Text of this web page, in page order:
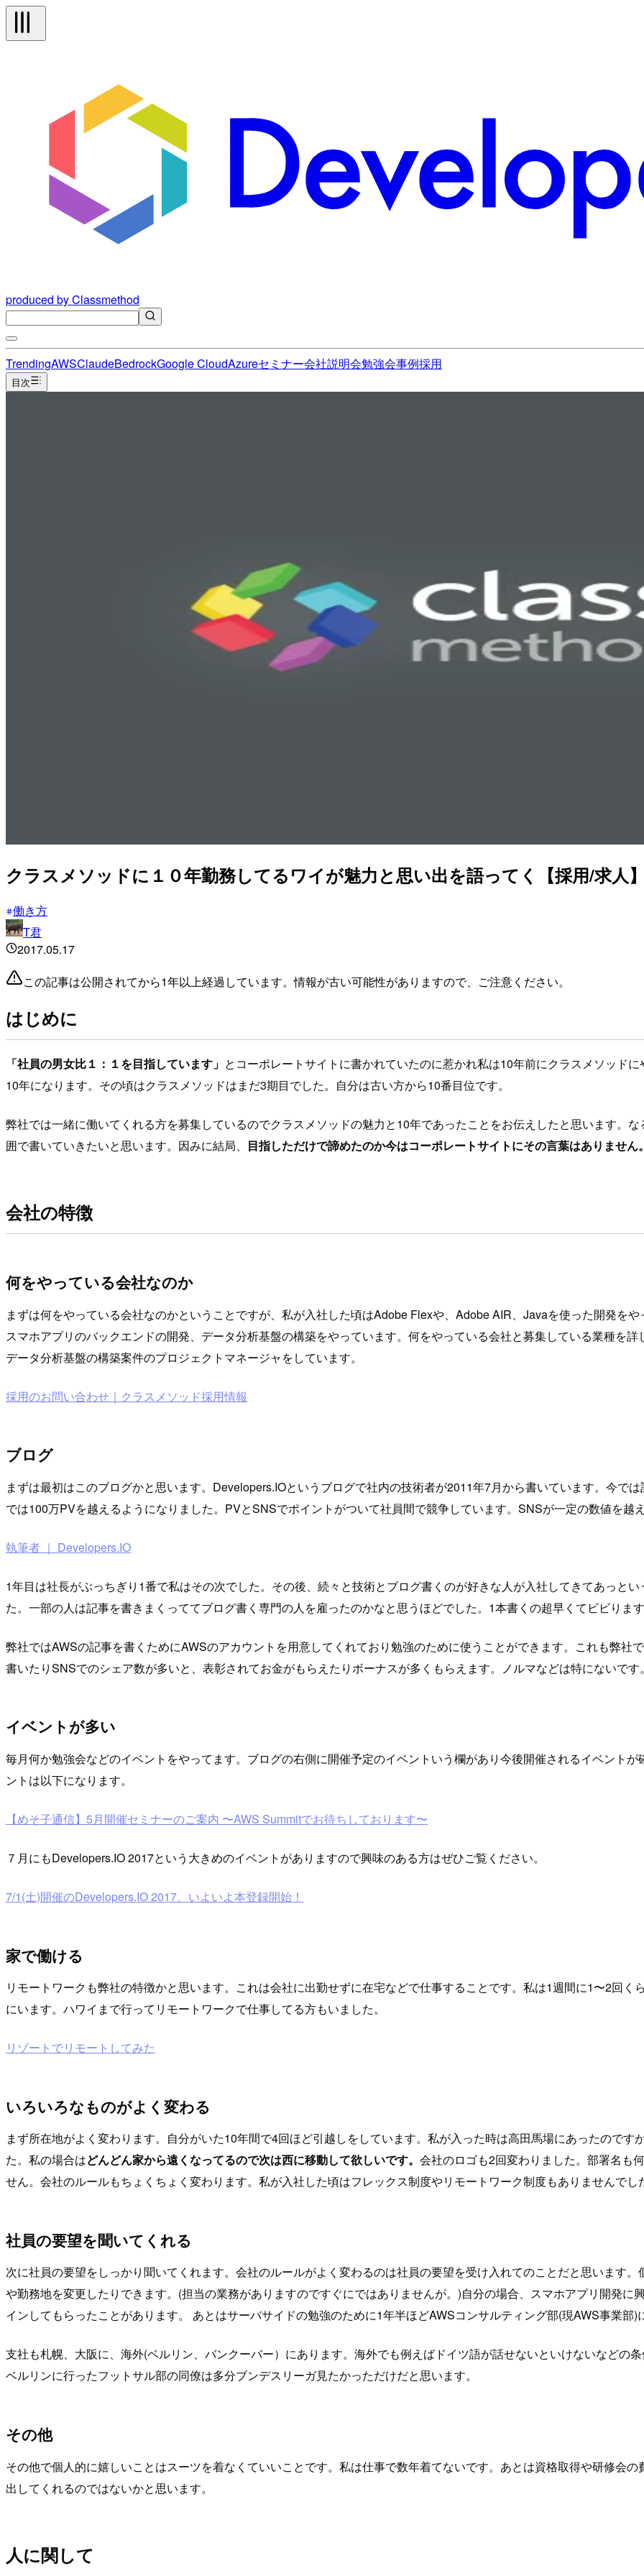
produced by Classmethod
TrendingAWSClaudeBedrockGoogle CloudAzureセミナー会社説明会勉強会事例採用
目次
クラスメソッドに１０年勤務してるワイが魅力と思い出を語ってく【採用/求人
働き方
T君
2017.05.17
この記事は公開されてから1年以上経過しています。情報が古い可能性がありますので、ご注意ください。
はじめに
「社員の男女比１：１を目指しています」 とコーポレートサイトに書かれていたのに惹かれ私は10年前にクラスメソッド
10年になります。その頃はクラスメソッドはまだ3期目でした。自分は古い方から10番目位です。
弊社では一緒に働いてくれる方を募集しているのでクラスメソッドの魅力と10年であったことをお伝えしたと思います。
囲で書いていきたいと思います。因みに結局、 目指しただけで諦めたのか今はコーポレートサイトにその言葉はありません
会社の特徴
何をやっている会社なのか
まずは何をやっている会社なのかということですが、私が入社した頃はAdobe Flexや、Adobe AIR、Javaを使った開発を
スマホアプリのバックエンドの開発、データ分析基盤の構築をやっています。何をやっている会社と募集している業種を
データ分析基盤の構築案件のプロジェクトマネージャをしています。
採用のお問い合わせ｜クラスメソッド採用情報
ブログ
まずは最初はこのブログかと思います。Developers.IOというブログで社内の技術者が2011年7月から書いています。今で
では100万PVを越えるようになりました。PVとSNSでポイントがついて社員間で競争しています。SNSが一定の数値を越
執筆者 ｜ Developers.IO
1年目は社長がぶっちぎり1番で私はその次でした。その後、続々と技術とブログ書くのが好きな人が入社してきてあっと
た。一部の人は記事を書きまくっててブログ書く専門の人を雇ったのかなと思うほどでした。1本書くの超早くてビビりま
弊社ではAWSの記事を書くためにAWSのアカウントを用意してくれており勉強のために使うことができます。これも弊社
書いたりSNSでのシェア数が多いと、表彰されてお金がもらえたりボーナスが多くもらえます。ノルマなどは特にないで
イベントが多い
毎月何か勉強会などのイベントをやってます。ブログの右側に開催予定のイベントいう欄があり今後開催されるイベント
ントは以下になります。
【めそ子通信】5月開催セミナーのご案内 〜AWS Summitでお待ちしております〜
７月にもDevelopers.IO 2017という大きめのイベントがありますので興味のある方はぜひご覧ください。
7/1(土)開催のDevelopers.IO 2017、いよいよ本登録開始！
家で働ける
リモートワークも弊社の特徴かと思います。これは会社に出勤せずに在宅などで仕事することです。私は1週間に1〜2回
にいます。ハワイまで行ってリモートワークで仕事してる方もいました。
リゾートでリモートしてみた
いろいろなものがよく変わる
まず所在地がよく変わります。自分がいた10年間で4回ほど引越しをしています。私が入った時は高田馬場にあったの
た。私の場合はどんどん家から遠くなってるので次は西に移動して欲しいです。 会社のロゴも2回変わりました。部署名も
せん。会社のルールもちょくちょく変わります。私が入社した頃はフレックス制度やリモートワーク制度もありませんで
社員の要望を聞いてくれる
次に社員の要望をしっかり聞いてくれます。会社のルールがよく変わるのは社員の要望を受け入れてのことだと思います
や勤務地を変更したりできます。(担当の業務がありますのですぐにではありませんが。)自分の場合、スマホアプリ開発
インしてもらったことがあります。 あとはサーバサイドの勉強のために1年半ほどAWSコンサルティング部(現AWS事業部
支社も札幌、大阪に、海外(ベルリン、バンクーバー）にあります。海外でも例えばドイツ語が話せないといけないなどの
ベルリンに行ったフットサル部の同僚は多分ブンデスリーガ見たかっただけだと思います。
その他
その他で個人的に嬉しいことはスーツを着なくていいことです。私は仕事で数年着てないです。あとは資格取得や研修会
出してくれるのではないかと思います。
人に関して